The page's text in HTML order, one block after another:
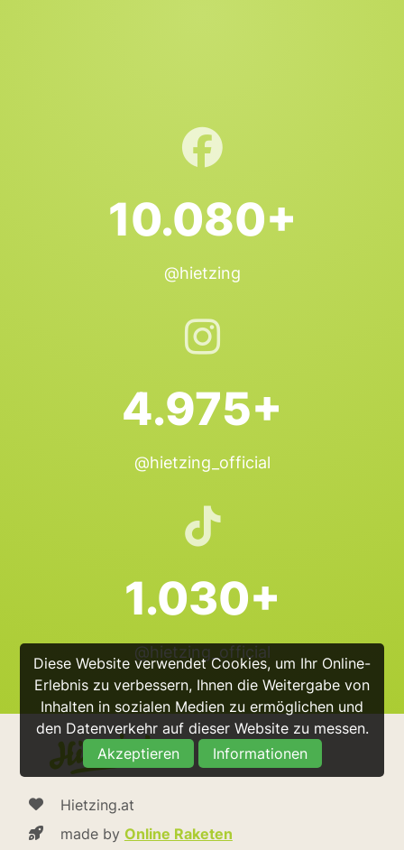
Diese Website verwendet Cookies, um Ihr Online-
Erlebnis zu verbessern, Ihnen die Weitergabe von
Inhalten in sozialen Medien zu ermöglichen und
den Datenverkehr auf dieser Website zu messen.
Akzeptieren
Informationen
10.080+
@hietzing
4.975+
@hietzing_official
1.030+
@hietzing_official
Hietzing.at
made by Online Raketen